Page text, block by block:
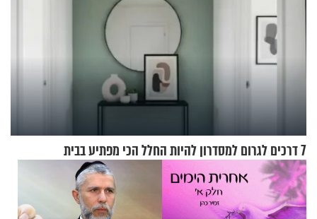
7 דרכים לגרום למסדרון להיות החלל הכי מפתיע בבית